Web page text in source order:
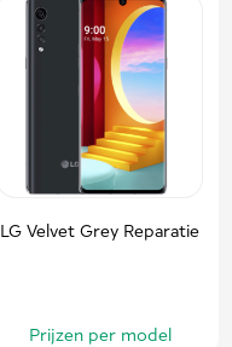
LG Velvet Grey Reparatie
Prijzen per model